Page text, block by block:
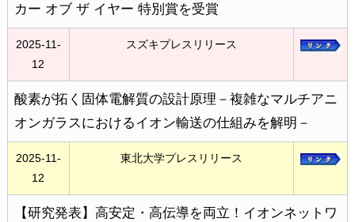
カー オブ ザ イヤー 特別賞を受賞
2025-11-
12
スズキプレスリリース
酸素が拓く固体電解質の設計原理－複雑なマルチアニ
オンガラスにおけるイオン輸送の仕組みを解明－
2025-11-
12
東北大学プレスリリース
【研究発表】高安定・高伝導を両立！イオンネットワ